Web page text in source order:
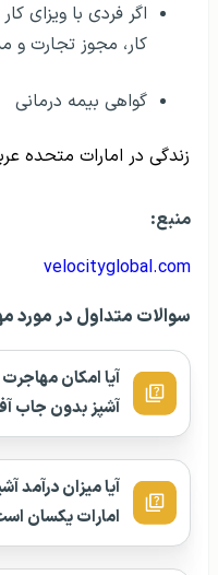
اگر فردی با ویزای
کار، مجوز تجارت و
گواهی بیمه درمانی
زندگی در امارات متحده
منبع:
velocityglobal.com
سوالات متداول در مورد
آیا امکان
آشپز بدون جاب
آیا میزان درآمد
امارات یکسان